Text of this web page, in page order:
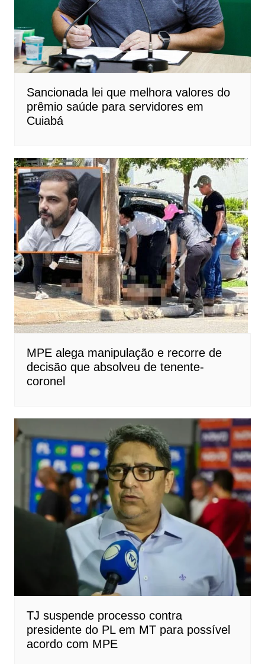
Sancionada lei que melhora valores do
prêmio saúde para servidores em
Cuiabá
MPE alega manipulação e recorre de
decisão que absolveu de tenente-
coronel
TJ suspende processo contra
presidente do PL em MT para possível
acordo com MPE